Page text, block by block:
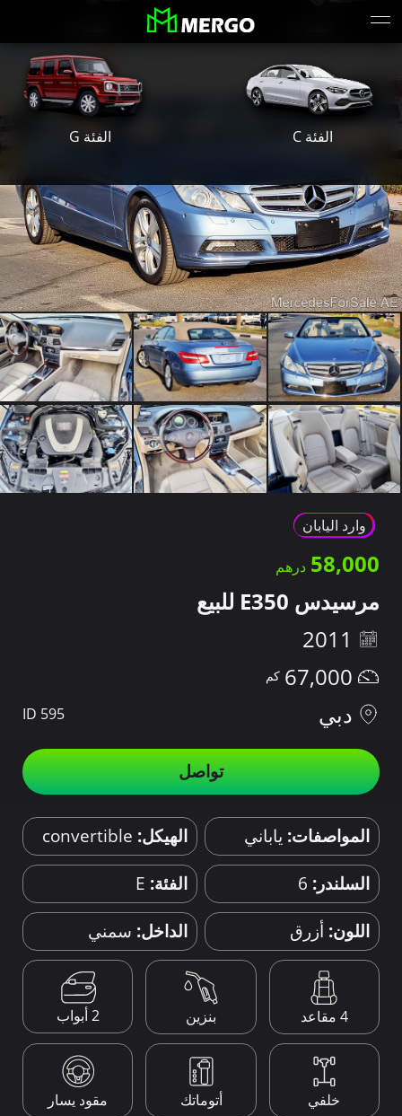
الفئة C الفئة G
وارد اليابان
58,000
مرسيدس E350 للبيع
2011
67,000
دبي
ID 595
تواصل
المواصفات: ياباني الهيكل: convertible
السلندر: 6 الفئة: E
اللون: أزرق الداخل: سمني
4 مقاعد بنزين 2 أبواب
خلفي أتوماتك مقود يسار